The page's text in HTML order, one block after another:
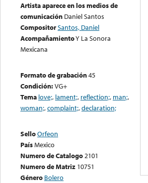
Artista aparece en los medios de
comunicación Daniel Santos
CompositorSantos, Daniel
AcompañamientoY La Sonora
Mexicana
Formato de grabación45
Condición:VG+
Tema love;, lament;, reflection;, man;,
woman;,complaint;,declaration;
SelloOrfeon
PaísMexico
Numero de Catalogo2101
Numero de Matriz 10751
Género Bolero